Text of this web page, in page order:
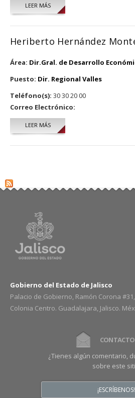
LEER MÁSSOBRE FRANCISCO FLORES
Heriberto Hernández
Área: Dir.Gral. de Desarrollo
Puesto: Dir. Regional Valles
Teléfono(s): 30 30 20 00
Correo Electrónico:
LEER MÁSSOBRE HERIBERTO HERNÁNDEZ
Gobierno del Estado de Jalisco
Palacio de Gobierno, Ramón Corona
Colonia Centro. Guadalajara, Jalisco.
CONTACTO
¿Tienes algún comentario,
sobre este
¡ESCRÍBENOS!